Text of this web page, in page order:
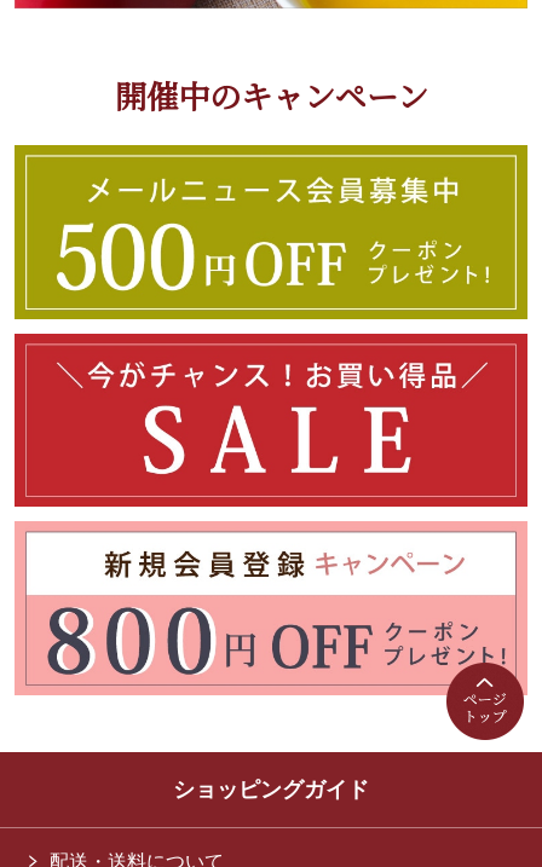
開催中のキャンペーン
ショッピングガイド
配送・送料について